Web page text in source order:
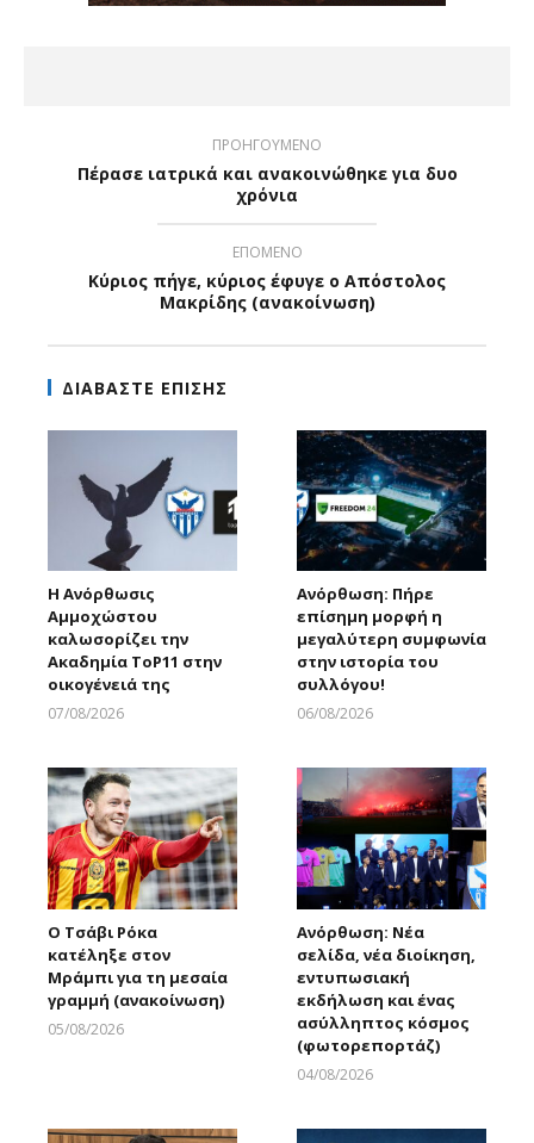
ΠΡΟΗΓΟΥΜΕΝΟ
Πέρασε ιατρικά και ανακοινώθηκε για δυο
χρόνια
ΕΠΟΜΕΝΟ
Κύριος πήγε, κύριος έφυγε ο Απόστολος
Μακρίδης (ανακοίνωση)
ΔΙΑΒΑΣΤΕ ΕΠΙΣΗΣ
Η Ανόρθωσις
Αμμοχώστου
καλωσορίζει την
Ακαδημία ToP11 στην
οικογένειά της
07/08/2026
Ανόρθωση: Πήρε
επίσημη μορφή η
μεγαλύτερη συμφωνία
στην ιστορία του
συλλόγου!
06/08/2026
Ο Τσάβι Ρόκα
κατέληξε στον
Μράμπι για τη μεσαία
γραμμή (ανακοίνωση)
05/08/2026
Ανόρθωση: Νέα
σελίδα, νέα διοίκηση,
εντυπωσιακή
εκδήλωση και ένας
ασύλληπτος κόσμος
(φωτορεπορτάζ)
04/08/2026